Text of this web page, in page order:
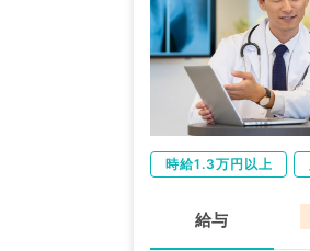
時給1.3万円以上
給与